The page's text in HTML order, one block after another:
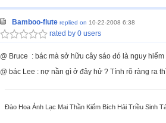
Bamboo-flute replied on 10-22-2008 6:38
rated by 0 users
@ Bruce : bác mà sở hữu cây sáo đó là nguy
@ bác Lee : nợ nần gì ở đây hử ? Tính rõ ràng ra
Đào Hoa Ảnh Lạc Mai Thần Kiếm Bích Hải Triều Sinh